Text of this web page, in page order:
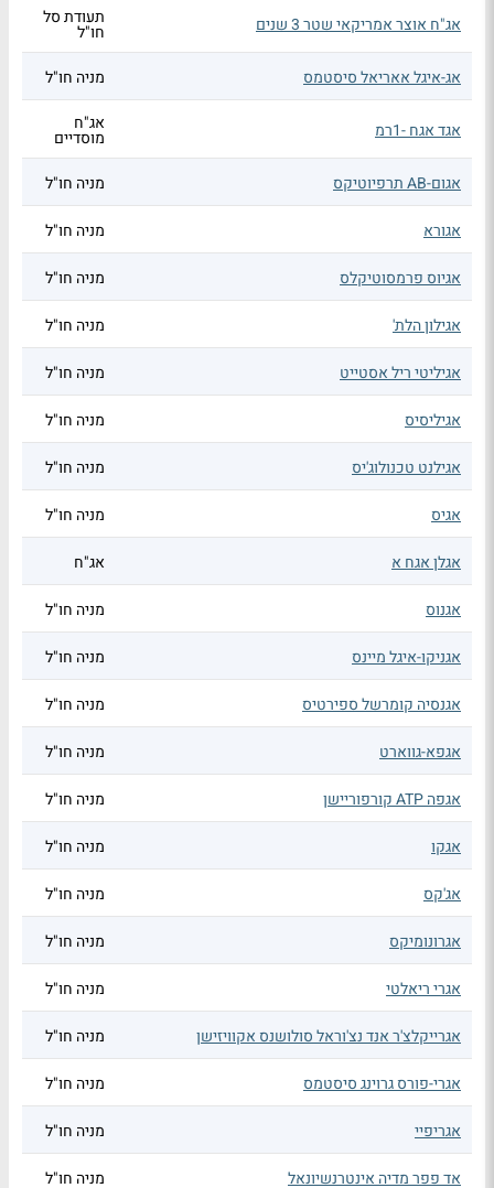
אג"ח אוצר אמריקאי שטר 3 שנים תעודת סל
חו"ל
אג-איגל אאריאל סיסטמס
מניה חו"ל
אגד אגח -1רמ אג"ח
מוסדיים
אגום-AB תרפיוטיקס
מניה חו"ל
אגורא מניה חו"ל
אגיוס פרמסוטיקלס מניה חו"ל
אגילון הלת' מניה חו"ל
אגיליטי ריל אסטייט מניה חו"ל
אגיליסיס מניה חו"ל
אגילנט טכנולוג'יס מניה חו"ל
אגיס מניה חו"ל
אגלן אגח א אג"ח
אגנוס מניה חו"ל
אגניקו-איגל מיינס מניה חו"ל
אגנסיה קומרשל ספירטיס מניה חו"ל
אגפא-גווארט מניה חו"ל
אגפה ATP קורפוריישן מניה חו"ל
אגקו מניה חו"ל
אג'קס מניה חו"ל
אגרונומיקס מניה חו"ל
אגרי ריאלטי מניה חו"ל
אגרייקלצ'ר אנד נצ'וראל סולושנס אקוויזישן מניה חו"ל
אגרי-פורס גרוינג סיסטמס מניה חו"ל
אגריפיי מניה חו"ל
אד פפר מדיה אינטרנשיונאל מניה חו"ל